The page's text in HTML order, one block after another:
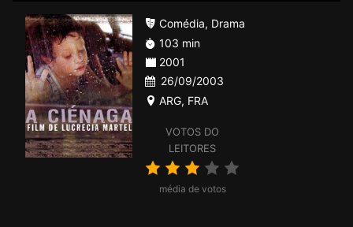
VOTOS DO
LEITORES
média de votos
Comédia, Drama
103 min
2001
26/09/2003
ARG, FRA